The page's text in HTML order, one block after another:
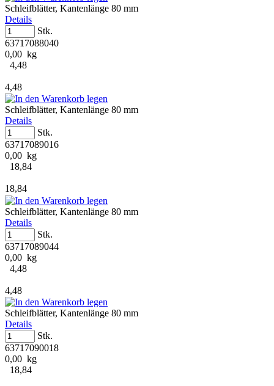
Schleifblätter, Kantenlänge 80 mm
Details
Stk.
63717088040
0,00 kg
4,48
4,48
Schleifblätter, Kantenlänge 80 mm
Details
Stk.
63717089016
0,00 kg
18,84
18,84
Schleifblätter, Kantenlänge 80 mm
Details
Stk.
63717089044
0,00 kg
4,48
4,48
Schleifblätter, Kantenlänge 80 mm
Details
Stk.
63717090018
0,00 kg
18,84